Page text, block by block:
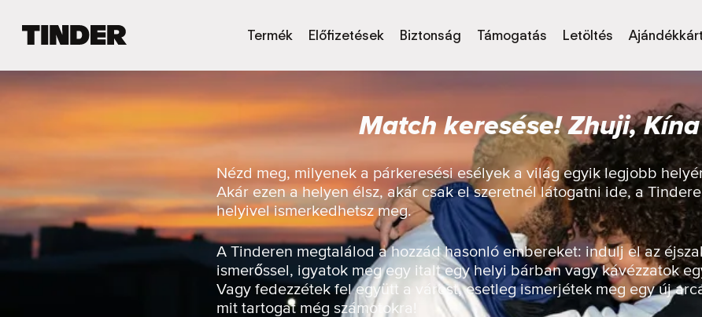
e
ő
o
l
Termék Előfizetések Biztonság Támogatás Letöltés
Match keresése! Zhuji, Kína
Nézd meg, milyenek a párkeresési esélyek a világ egyik legjobb
Akár ezen a helyen élsz, akár csak el szeretnél látogatni ide, a
helyivel ismerkedhetsz meg.
A Tinderen megtalálod a hozzád hasonló embereket: indulj el az
ismerőssel, igyatok meg egy italt egy helyi bárban vagy kávézzatok
Vagy fedezzétek fel együtt a várost, esetleg ismerjétek meg egy új
mit tartogat még számotokra!